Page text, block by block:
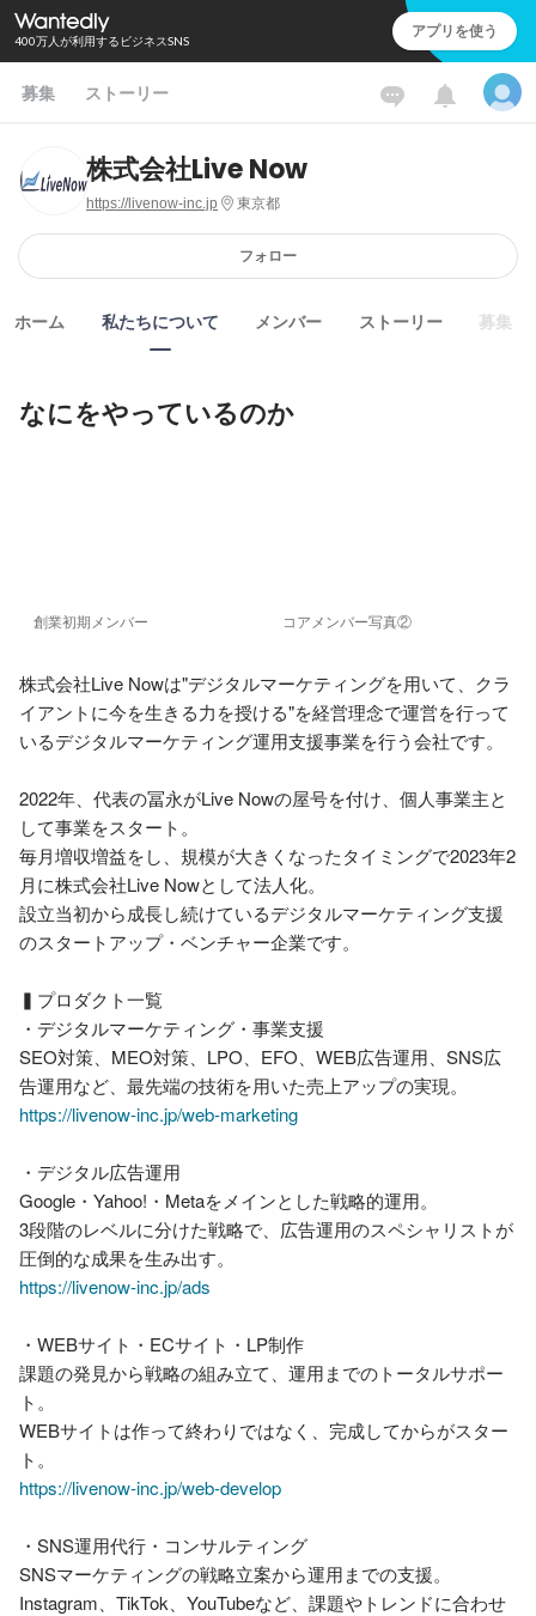
400万人が利用するビジネスSNS アプリを使う
募集 ストーリー
株式会社Live Now
https://livenow-inc.jp 東京都
フォロー
ホーム 私たちについて メンバー ストーリー 募集
なにをやっているのか
創業初期メンバー コアメンバー写真②
株式会社Live Nowは"デジタルマーケティングを用いて、クラ
イアントに今を生きる力を授ける"を経営理念で運営を行って
いるデジタルマーケティング運用支援事業を行う会社です。
2022年、代表の冨永がLive Nowの屋号を付け、個人事業主と
して事業をスタート。
毎月増収増益をし、規模が大きくなったタイミングで2023年2
月に株式会社Live Nowとして法人化。
設立当初から成長し続けているデジタルマーケティング支援
のスタートアップ・ベンチャー企業です。
▍プロダクト一覧
・デジタルマーケティング・事業支援
SEO対策、MEO対策、LPO、EFO、WEB広告運用、SNS広
https://livenow-inc.jp/web-marketing
・デジタル広告運用
Google・Yahoo!・Metaをメインとした戦略的運用。
3段階のレベルに分けた戦略で、広告運用のスペシャリストが
https://livenow-inc.jp/ads
・WEBサイト・ECサイト・LP制作
課題の発見から戦略の組み立て、運用までのトータルサポー
ト。
WEBサイトは作って終わりではなく、完成してからがスター
https://livenow-inc.jp/web-develop
・SNS運用代行・コンサルティング
SNSマーケティングの戦略立案から運用までの支援。
Instagram、TikTok、YouTubeなど、課題やトレンドに合わせ